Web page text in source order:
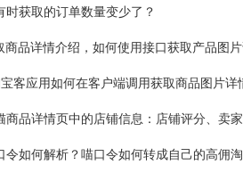
时获取的订单数量变少了？
商品详情介绍，如何使用接口获取产品图
客应用如何在客户端调用获取商品图片详
商品详情页中的店铺信息：店铺评分、卖
令如何解析？喵口令如何转成自己的高佣